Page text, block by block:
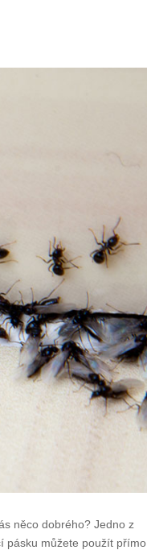
něco dobrého? Jedno z
pásku můžete použít přímo